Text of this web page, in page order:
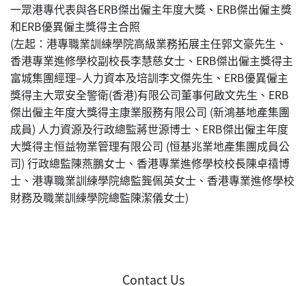
一眾港專代表與各ERB傑出僱主年度大獎、ERB傑出僱主獎
和ERB優異僱主獎得主合照
(左起：港專職業訓練學院高級業務拓展主任郭文豪先生、
香港專業進修學校副校長李慧慈女士、ERB傑出僱主獎得主
富城集團經理–人力資本及培訓李文傑先生、ERB優異僱主
獎得主大眾安全警衛(香港)有限公司董事何啟文先生、ERB
傑出僱主年度大獎得主康業服務有限公司 (新鴻基地產集團
成員) 人力資源及行政總監蔣世源博士、ERB傑出僱主年度
大獎得主恒益物業管理有限公司 (恒基兆業地產集團成員公
司) 行政總監陳燕鵬女士、香港專業進修學校校長陳卓禧博
士、港專職業訓練學院總監龔佩英女士、香港專業進修學校
財務及職業訓練學院總監陳潔儀女士)
Contact Us